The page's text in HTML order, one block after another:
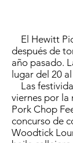
El Hewitt
después de
año pasado.
lugar del 20
Las
viernes por la
Pork Chop
concurso de
Woodtick